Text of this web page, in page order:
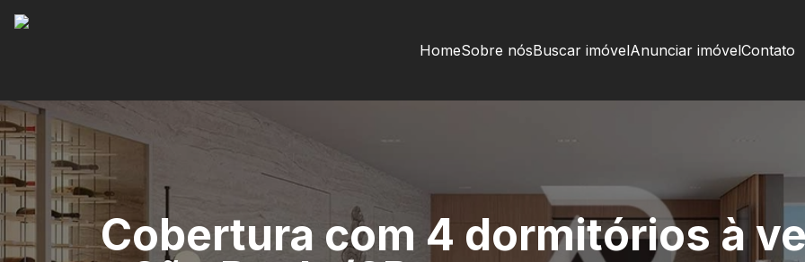
HomeSobre nósBuscar imóvelAnunciar imóvelContato
Cobertura com 4 dormitórios à